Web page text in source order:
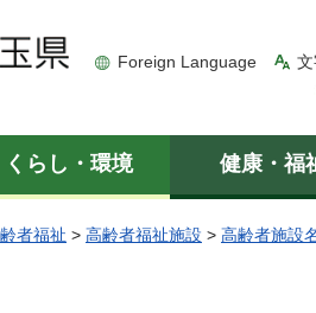
Foreign Language
くらし・環境 健康・福
者福祉 > 高齢者福祉施設 > 高齢者施設